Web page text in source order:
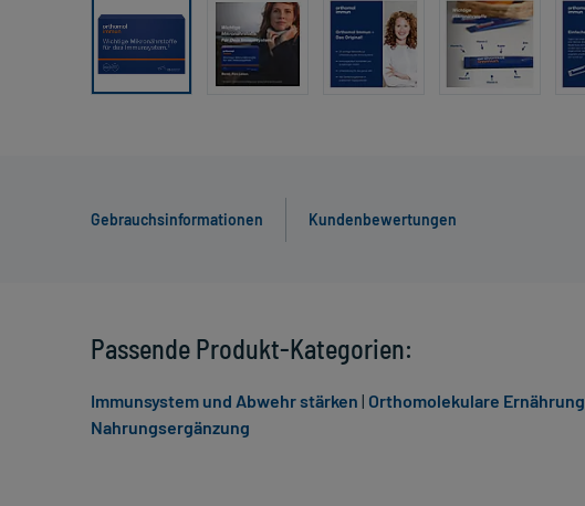
Gebrauchsinformationen Kundenbewertungen
Passende Produkt-Kategorien:
Immunsystem und Abwehr stärken | Orthomolekulare Ernährung
Nahrungsergänzung